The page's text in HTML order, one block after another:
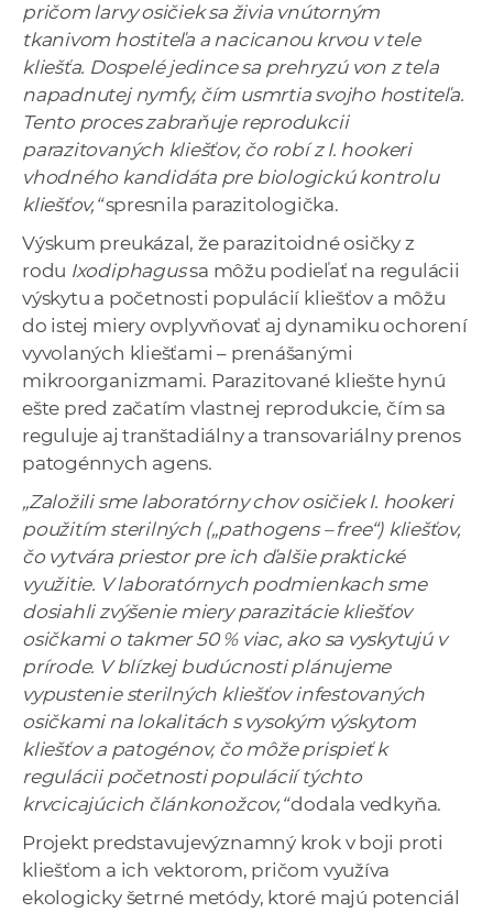
pričom larvy osičiek sa živia vnútorným
tkanivom hostiteľa a nacicanou krvou v tele
kliešťa. Dospelé jedince sa prehryzú von z tela
napadnutej nymfy, čím usmrtia svojho hostiteľa.
Tento proces zabraňuje reprodukcii
parazitovaných kliešťov, čo robí z I. hookeri
vhodného kandidáta pre biologickú kontrolu
kliešťov,“spresnila parazitologička.
Výskum preukázal, že parazitoidné osičky z
rodu Ixodiphagussa môžu podieľať na regulácii
výskytu a početnosti populácií kliešťov a môžu
do istej miery ovplyvňovať aj dynamiku ochorení
vyvolaných kliešťami – prenášanými
mikroorganizmami. Parazitované kliešte hynú
ešte pred začatím vlastnej reprodukcie, čím sa
reguluje aj tranštadiálny a transovariálny prenos
patogénnych agens.
„Založili sme laboratórny chov osičiek I. hookeri
použitím sterilných („pathogens – free“) kliešťov,
čo vytvára priestor pre ich ďalšie praktické
využitie. V laboratórnych podmienkach sme
dosiahli zvýšenie miery parazitácie kliešťov
osičkami o takmer 50 % viac, ako sa vyskytujú v
prírode. V blízkej budúcnosti plánujeme
vypustenie sterilných kliešťov infestovaných
osičkami na lokalitách s vysokým výskytom
kliešťov a patogénov, čo môže prispieť k
regulácii početnosti populácií týchto
krvcicajúcich článkonožcov,“dodala vedkyňa.
Projekt predstavujevýznamný krok v boji proti
kliešťom a ich vektorom, pričom využíva
ekologicky šetrné metódy, ktoré majú potenciál